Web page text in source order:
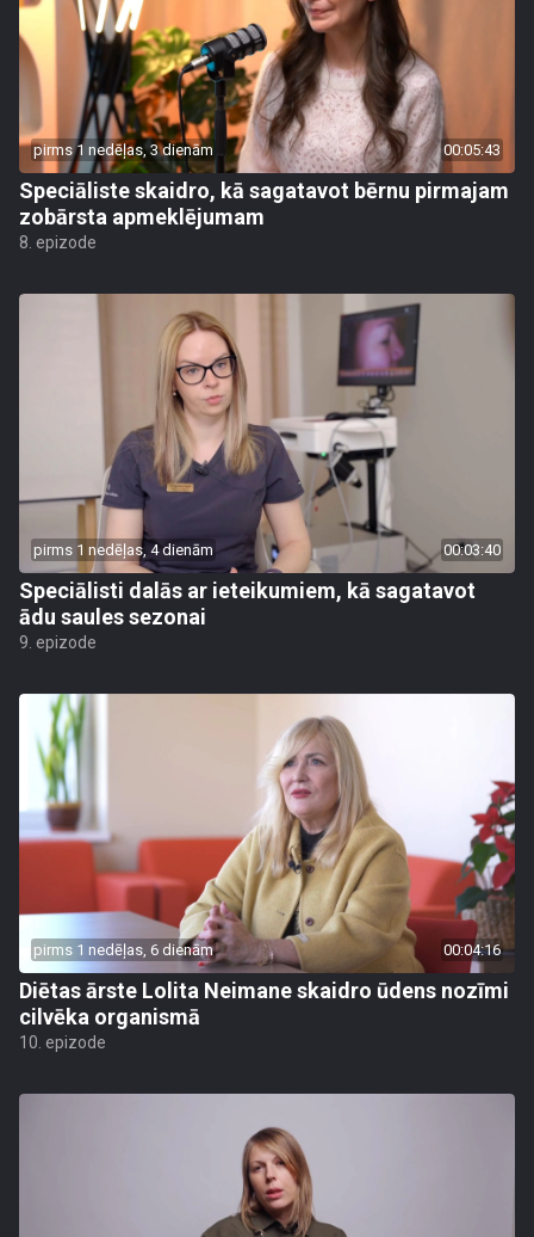
pirms 1 nedēļas, 3 dienām 00:05:43
Speciāliste skaidro, kā sagatavot bērnu pirmajam
zobārsta apmeklējumam
8. epizode
pirms 1 nedēļas, 4 dienām 00:03:40
Speciālisti dalās ar ieteikumiem, kā sagatavot
ādu saules sezonai
9. epizode
pirms 1 nedēļas, 6 dienām 00:04:16
Diētas ārste Lolita Neimane skaidro ūdens nozīmi
cilvēka organismā
10. epizode